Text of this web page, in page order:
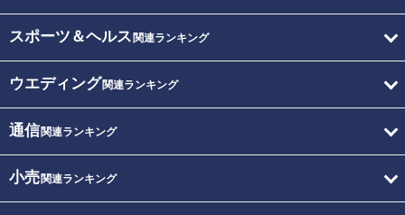
スポーツ＆ヘルス 関連ランキング
ウエディング関連ランキング
通信関連ランキング
小売関連ランキング